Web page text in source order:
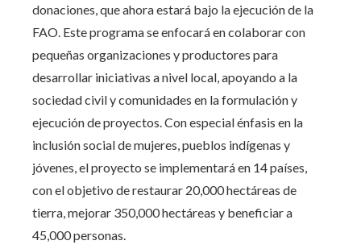
donaciones, que ahora estará bajo la ejecución de la
FAO. Este programa se enfocará en colaborar con
pequeñas organizaciones y productores para
desarrollar iniciativas a nivel local, apoyando a la
sociedad civil y comunidades en la formulación y
ejecución de proyectos. Con especial énfasis en la
inclusión social de mujeres, pueblos indígenas y
jóvenes, el proyecto se implementará en 14 países,
con el objetivo de restaurar 20,000 hectáreas de
tierra, mejorar 350,000 hectáreas y beneficiar a
45,000 personas.